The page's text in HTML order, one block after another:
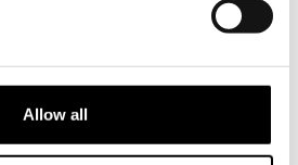
Allow allPRODUKT ANSEHEN